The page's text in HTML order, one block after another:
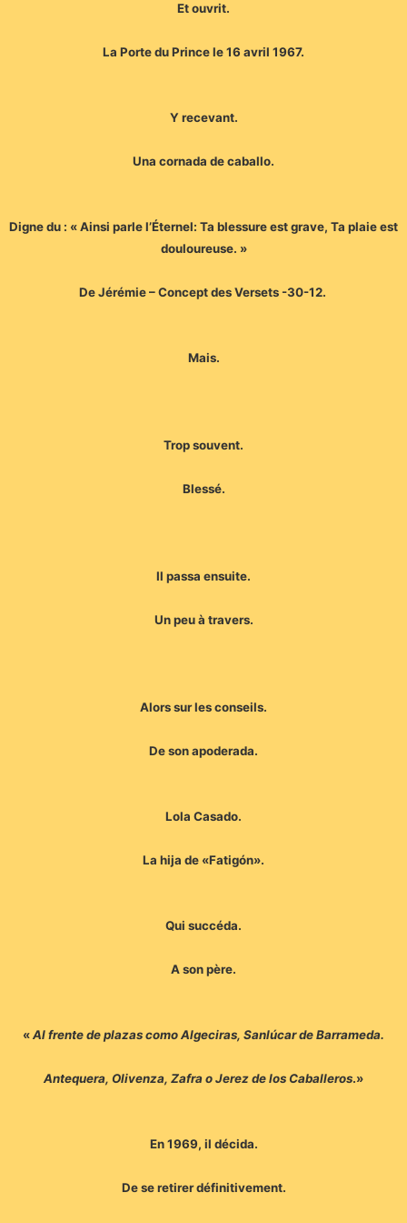
Et ouvrit.
La Porte du Prince le 16 avril 1967.
Y recevant.
Una cornada de caballo.
Digne du : « Ainsi parle l’Éternel: Ta blessure est grave, Ta plaie est
douloureuse. »
De Jérémie – Concept des Versets -30-12.
Mais.
Trop souvent.
Blessé.
Il passa ensuite.
Un peu à travers.
Alors sur les conseils.
De son apoderada.
Lola Casado.
La hija de «Fatigón».
Qui succéda.
A son père.
«Al frente de plazas como Algeciras, Sanlúcar de Barrameda.
Antequera, Olivenza, Zafra o Jerez de los Caballeros.»
En 1969, il décida.
De se retirer définitivement.